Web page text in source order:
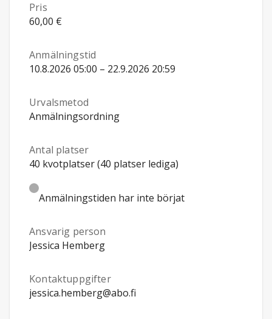
Pris
60,00 €
Anmälningstid
10.8.2026 05:00 – 22.9.2026 20:59
Urvalsmetod
Anmälningsordning
Antal platser
40 kvotplatser (40 platser lediga)
Anmälningstiden har inte börjat
Ansvarig person
Jessica Hemberg
Kontaktuppgifter
jessica.hemberg@abo.fi